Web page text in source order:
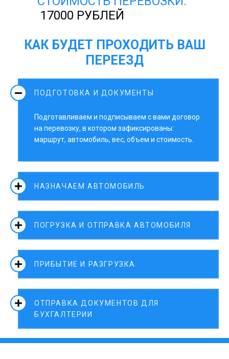
17000 РУБЛЕЙ
КАК БУДЕТ ПРОХОДИТЬ ВАШ
ПЕРЕЕЗД
ПОДГОТОВКА И ДОКУМЕНТЫ
Подготавливаем и подписываем с вами договор
на перевозку, в котором зафиксированы:
маршрут, автомобиль, вес, объем и стоимость.
НАЗНАЧАЕМ АВТОМОБИЛЬ
ПОГРУЗКА И ОТПРАВКА АВТОМОБИЛЯ
ПРИБЫТИЕ И РАЗГРУЗКА
ОТПРАВКА ДОКУМЕНТОВ ДЛЯ
БУХГАЛТЕРИИ